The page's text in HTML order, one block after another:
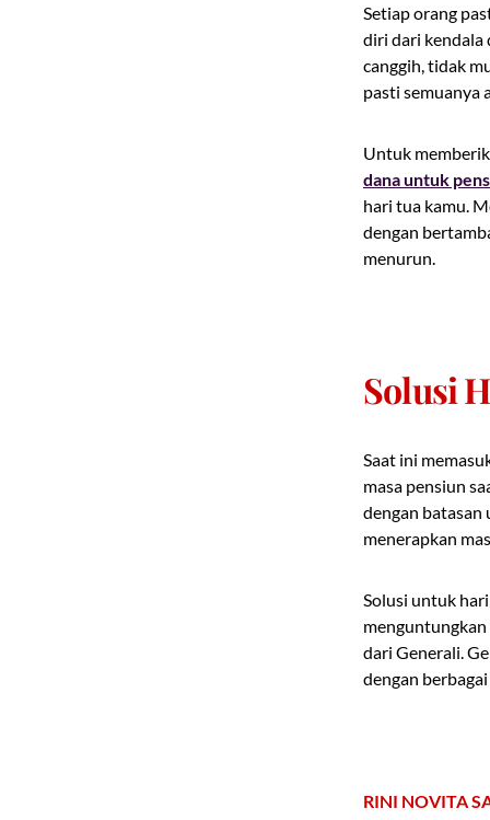
Setiap orang
diri dari kendala
canggih, tidak
pasti semuanya
Untuk
dana untuk
hari tua kamu.
dengan
menurun.
Solusi
Saat ini
masa pensiun
dengan batasan
menerapkan
Solusi untuk
menguntungkan
dari Generali.
dengan
RINI NOVITA